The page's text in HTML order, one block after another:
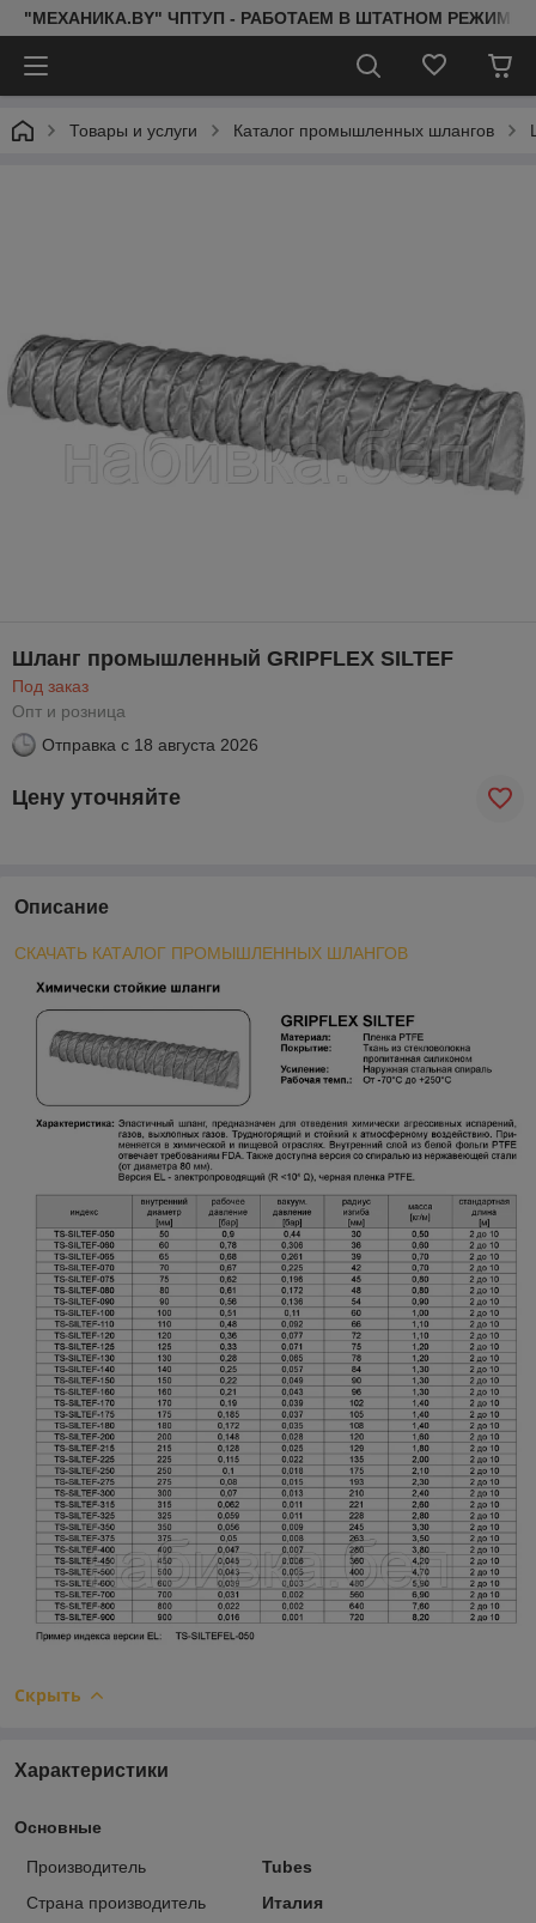
"МЕХАНИКА.BY" ЧПТУП - РАБОТАЕМ В ШТАТНОМ РЕЖИМЕ
Товары и услуги Каталог промышленных шлангов
Шланг промышленный GRIPFLEX SILTEF
Под заказ
Опт и розница
Отправка с 18 августа 2026
Цену уточняйте
Описание
СКАЧАТЬ КАТАЛОГ ПРОМЫШЛЕННЫХ ШЛАНГОВ
Скрыть
Характеристики
Основные
Производитель
Tubes
Страна производитель
Италия